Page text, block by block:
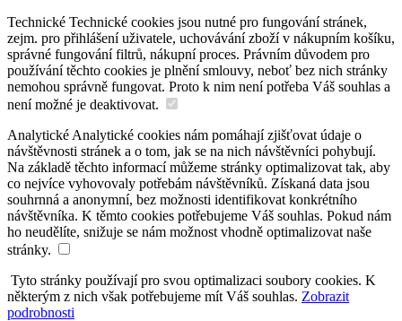
Technické Technické cookies jsou nutné pro fungování stránek,
zejm. pro přihlášení uživatele, uchovávání zboží v nákupním košíku,
správné fungování filtrů, nákupní proces. Právním důvodem pro
používání těchto cookies je plnění smlouvy, neboť bez nich stránky
nemohou správně fungovat. Proto k nim není potřeba Váš souhlas a
není možné je deaktivovat.
Analytické Analytické cookies nám pomáhají zjišťovat údaje o
návštěvnosti stránek a o tom, jak se na nich návštěvníci pohybují.
Na základě těchto informací můžeme stránky optimalizovat tak, aby
co nejvíce vyhovovaly potřebám návštěvníků. Získaná data jsou
souhrnná a anonymní, bez možnosti identifikovat konkrétního
návštěvníka. K těmto cookies potřebujeme Váš souhlas. Pokud nám
ho neudělíte, snižuje se nám možnost vhodně optimalizovat naše
stránky.
Tyto stránky používají pro svou optimalizaci soubory cookies. K
některým z nich však potřebujeme mít Váš souhlas. Zobrazit
podrobnosti